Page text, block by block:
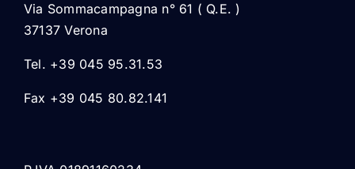
Via Sommacampagna n° 61 ( Q.E. )
37137 Verona
Tel. +39 045 95.31.53
Fax +39 045 80.82.141